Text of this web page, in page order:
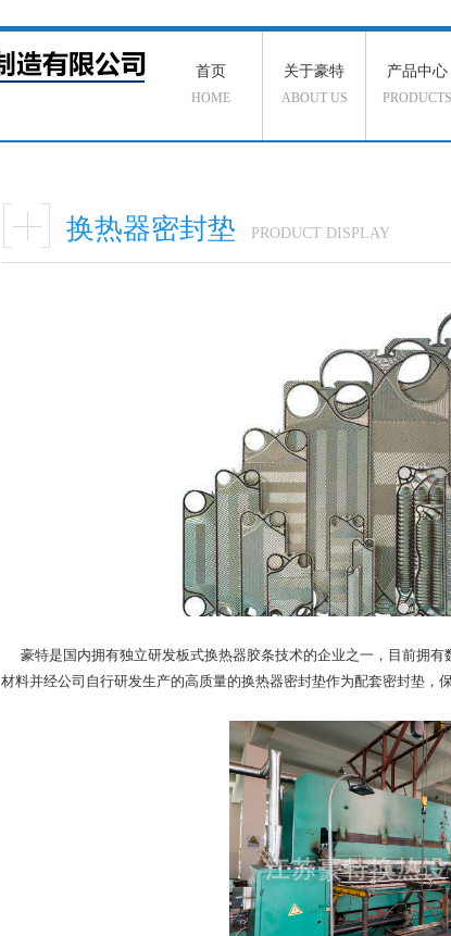
首页
HOME
关于豪特
ABOUT US
产品中心
PRODUCTS
换热器密封垫 PRODUCT DISPLAY
豪特是国内拥有独立研发板式换热器胶条技术的企业之一，目前拥
材料并经公司自行研发生产的高质量的换热器密封垫作为配套密封垫，